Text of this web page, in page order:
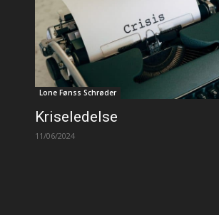
Lone Fønss Schrøder
Kriseledelse
11/06/2024